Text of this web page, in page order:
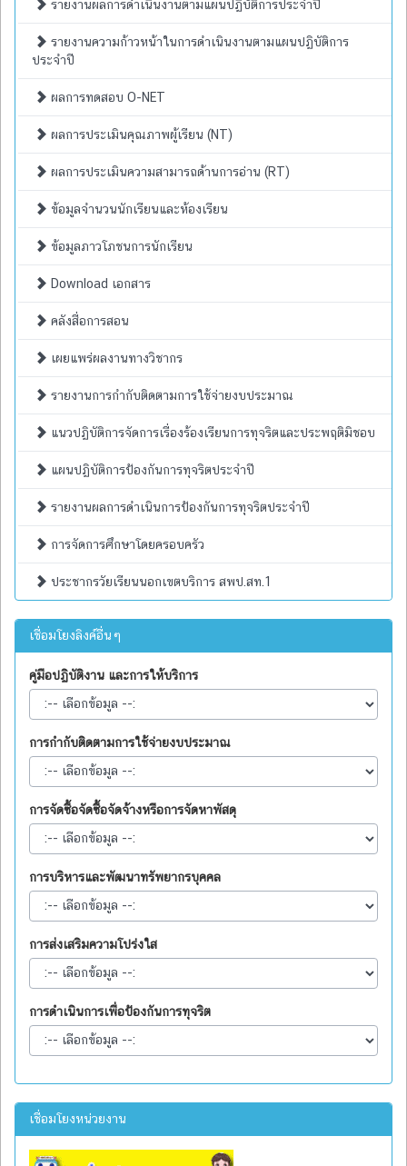
รายงานผลการดำเนินงานตามแผนปฏิบัติการประจำปี
รายงานความก้าวหน้าในการดำเนินงานตามแผนปฏิบัติการ
ประจำปี
ผลการทดสอบ O-NET
ผลการประเมินคุณภาพผู้เรียน (NT)
ผลการประเมินความสามารถด้านการอ่าน (RT)
ข้อมูลจำนวนนักเรียนและห้องเรียน
ข้อมูลภาวโภชนการนักเรียน
Download เอกสาร
คลังสื่อการสอน
เผยแพร่ผลงานทางวิชากร
รายงานการกำกับติดตามการใช้จ่ายงบประมาณ
แนวปฏิบัติการจัดการเรื่องร้องเรียนการทุจริตและประพฤติมิชอบ
แผนปฏิบัติการป้องกันการทุจริตประจำปี
รายงานผลการดำเนินการป้องกันการทุจริตประจำปี
การจัดการศึกษาโดยครอบครัว
ประชากรวัยเรียนนอกเขตบริการ สพป.สท.1
เชื่อมโยงลิงค์อื่นๆ
คู่มือปฏิบัติงาน และการให้บริการ
การกำกับติดตามการใช้จ่ายงบประมาณ
การจัดซื้อจัดซื้อจัดจ้างหรือการจัดหาพัสดุ
การบริหารและพัฒนาทรัพยากรบุคคล
การส่งเสริมความโปร่งใส
การดำเนินการเพื่อป้องกันการทุจริต
เชื่อมโยงหน่วยงาน